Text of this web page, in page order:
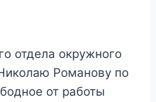
отдела окружного
Романову по
от работы